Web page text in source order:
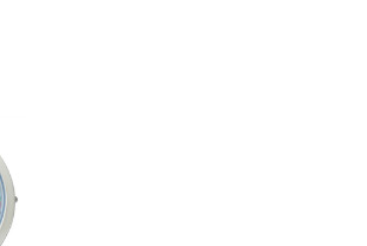
レームクロック(集合)
＋個別)